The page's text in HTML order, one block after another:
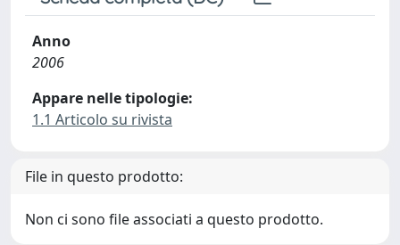
Anno
2006
Appare nelle tipologie:
1.1 Articolo su rivista
File in questo prodotto:
Non ci sono file associati a questo prodotto.